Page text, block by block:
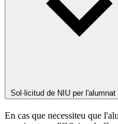
Sol·licitud de NIU per
En cas que necessiteu que